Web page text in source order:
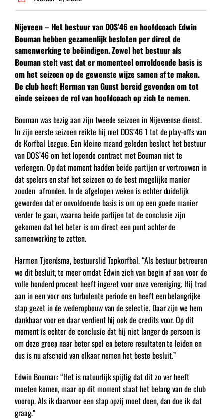
Nijeveen – Het bestuur van DOS’46 en hoofdcoach Edwin
Bouman hebben gezamenlijk besloten per direct de
samenwerking te beëindigen. Zowel het bestuur als
Bouman stelt vast dat er momenteel onvoldoende basis is
om het seizoen op de gewenste wijze samen af te maken.
De club heeft Herman van Gunst bereid gevonden om tot
einde seizoen de rol van hoofdcoach op zich te nemen.
Bouman was bezig aan zijn tweede seizoen in Nijeveense dienst.
In zijn eerste seizoen reikte hij met DOS’46 1 tot de play-offs van
de Korfbal League. Een kleine maand geleden besloot het bestuur
van DOS’46 om het lopende contract met Bouman niet te
verlengen. Op dat moment hadden beide partijen er vertrouwen in
dat spelers en staf het seizoen op de best mogelijke manier
zouden afronden. In de afgelopen weken is echter duidelijk
geworden dat er onvoldoende basis is om op een goede manier
verder te gaan, waarna beide partijen tot de conclusie zijn
gekomen dat het beter is om direct een punt achter de
samenwerking te zetten.
Harmen Tjeerdsma, bestuurslid Topkorfbal. “Als bestuur betreuren
we dit besluit, te meer omdat Edwin zich van begin af aan voor de
volle honderd procent heeft ingezet voor onze vereniging. Hij trad
aan in een voor ons turbulente periode en heeft een belangrijke
stap gezet in de wederopbouw van de selectie. Daar zijn we hem
dankbaar voor en daar verdient hij ook de credits voor. Op dit
moment is echter de conclusie dat hij niet langer de persoon is
om deze groep naar beter spel en betere resultaten te leiden en
dus is nu afscheid van elkaar nemen het beste besluit.”
Edwin Bouman: “Het is natuurlijk spijtig dat dit zo ver heeft
moeten komen, maar op dit moment staat het belang van de club
voorop. Als ik daarvoor een stap opzij moet doen, dan doe ik dat
graag.”